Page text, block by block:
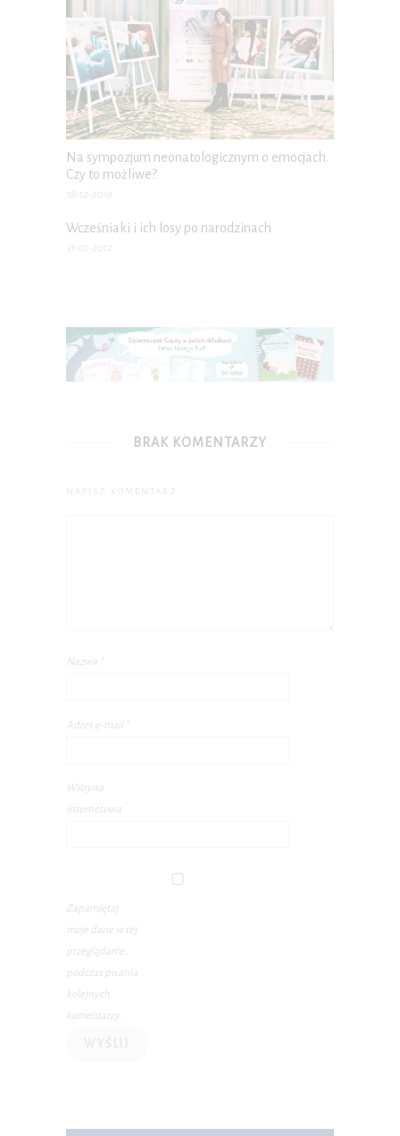
Na sympozjum neonatologicznym o emocjach.
Czy to możliwe?
18-12-2019
Wcześniaki i ich losy po narodzinach
31-01-2012
BRAK KOMENTARZY
Nazwa
Adres e-mail
Witryna
internetowa
Zapamiętaj
moje dane w tej
przeglądarce
podczas pisania
kolejnych
komentarzy.